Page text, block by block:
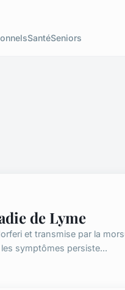
SantéSeniors
de Lyme
et transmise par la
symptômes persiste...